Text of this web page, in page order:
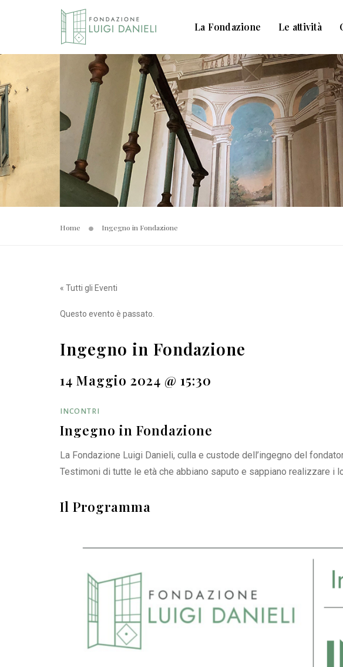
La Fondazione Le attività
Home Ingegno in Fondazione
« Tutti gli Eventi
Questo evento è passato.
Ingegno in Fondazione
14 Maggio 2024 @ 15:30
INCONTRI
Ingegno in Fondazione
La Fondazione Luigi Danieli, culla e custode dell’ingegno del
Testimoni di tutte le età che abbiano saputo e sappiano realizzare i
Il Programma